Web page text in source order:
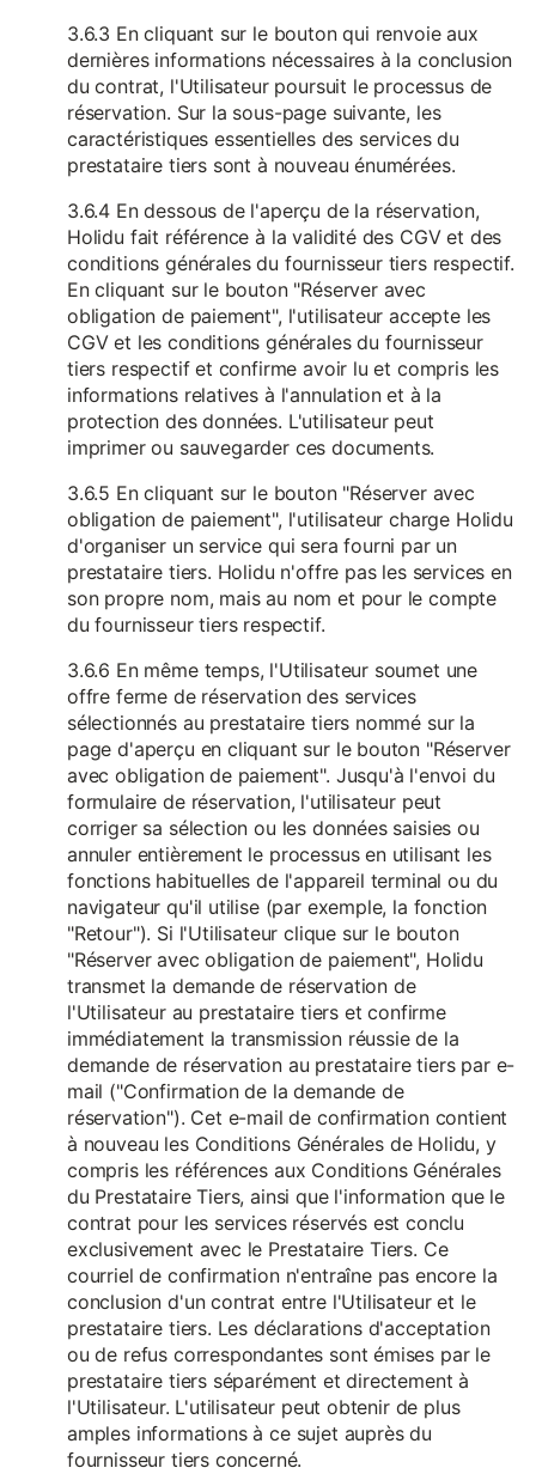
3.6.3 En cliquant sur le bouton qui renvoie aux
dernières informations nécessaires à la conclusion
du contrat, l'Utilisateur poursuit le processus de
réservation. Sur la sous-page suivante, les
caractéristiques essentielles des services du
prestataire tiers sont à nouveau énumérées.
3.6.4 En dessous de l'aperçu de la réservation,
Holidu fait référence à la validité des CGV et des
conditions générales du fournisseur tiers respectif.
En cliquant sur le bouton "Réserver avec
obligation de paiement", l'utilisateur accepte les
CGV et les conditions générales du fournisseur
tiers respectif et confirme avoir lu et compris les
informations relatives à l'annulation et à la
protection des données. L'utilisateur peut
imprimer ou sauvegarder ces documents.
3.6.5 En cliquant sur le bouton "Réserver avec
obligation de paiement", l'utilisateur charge Holidu
d'organiser un service qui sera fourni par un
prestataire tiers. Holidu n'offre pas les services en
son propre nom, mais au nom et pour le compte
du fournisseur tiers respectif.
3.6.6 En même temps, l'Utilisateur soumet une
offre ferme de réservation des services
sélectionnés au prestataire tiers nommé sur la
page d'aperçu en cliquant sur le bouton "Réserver
avec obligation de paiement". Jusqu'à l'envoi du
formulaire de réservation, l'utilisateur peut
corriger sa sélection ou les données saisies ou
annuler entièrement le processus en utilisant les
fonctions habituelles de l'appareil terminal ou du
navigateur qu'il utilise (par exemple, la fonction
"Retour"). Si l'Utilisateur clique sur le bouton
"Réserver avec obligation de paiement", Holidu
transmet la demande de réservation de
l'Utilisateur au prestataire tiers et confirme
immédiatement la transmission réussie de la
demande de réservation au prestataire tiers par e-
mail ("Confirmation de la demande de
réservation"). Cet e-mail de confirmation contient
à nouveau les Conditions Générales de Holidu, y
compris les références aux Conditions Générales
du Prestataire Tiers, ainsi que l'information que le
contrat pour les services réservés est conclu
exclusivement avec le Prestataire Tiers. Ce
courriel de confirmation n'entraîne pas encore la
conclusion d'un contrat entre l'Utilisateur et le
prestataire tiers. Les déclarations d'acceptation
ou de refus correspondantes sont émises par le
prestataire tiers séparément et directement à
l'Utilisateur. L'utilisateur peut obtenir de plus
amples informations à ce sujet auprès du
fournisseur tiers concerné.